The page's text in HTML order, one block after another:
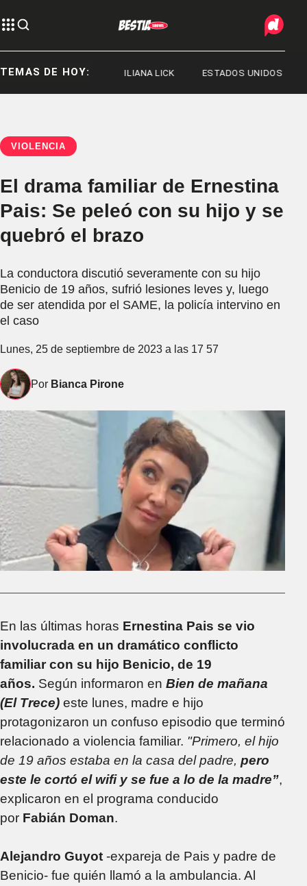
TEMAS DE HOY:
JORGE MESSI ILIANA LICK ESTADOS UNIDOS
VIOLENCIA
El drama familiar de Ernestina
Pais: Se peleó con su hijo y se
quebró el brazo
La conductora discutió severamente con su hijo
Benicio de 19 años, sufrió lesiones leves y, luego
de ser atendida por el SAME, la policía intervino en
el caso
Lunes, 25 de septiembre de 2023 a las 17 57
Por Bianca Pirone
En las últimas horas Ernestina Pais se vio
involucrada en un dramático conflicto
familiar con su hijo Benicio, de 19
años. Según informaron en Bien de mañana
(El Trece) este lunes, madre e hijo
protagonizaron un confuso episodio que terminó
relacionado a violencia familiar. "Primero, el hijo
de 19 años estaba en la casa del padre, pero
este le cortó el wifi y se fue a lo de la madre”,
explicaron en el programa conducido
por Fabián Doman.
Alejandro Guyot -expareja de Pais y padre de
Benicio- fue quién llamó a la ambulancia. Al